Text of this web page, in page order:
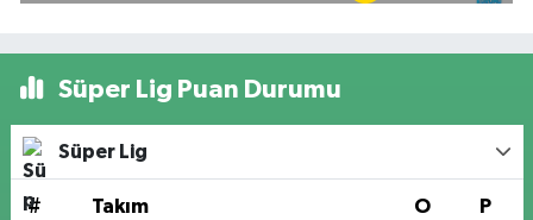
Süper Lig Puan Durumu
Süper Lig
# Takım O P